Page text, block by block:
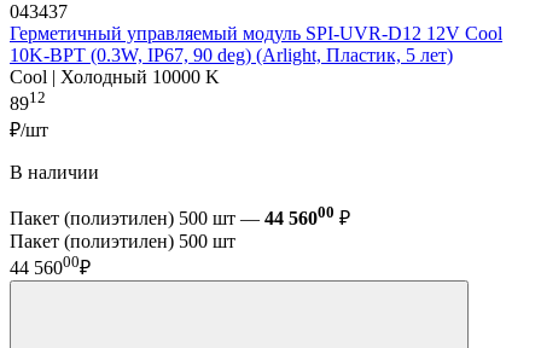
043437
Герметичный управляемый модуль SPI-UVR-D12 12V Cool
10K-BPT (0.3W, IP67, 90 deg) (Arlight, Пластик, 5 лет)
Cool | Холодный 10000 K
8912
₽/шт
В наличии
Пакет (полиэтилен) 500 шт — 44 56000 ₽
Пакет (полиэтилен) 500 шт
44 56000₽